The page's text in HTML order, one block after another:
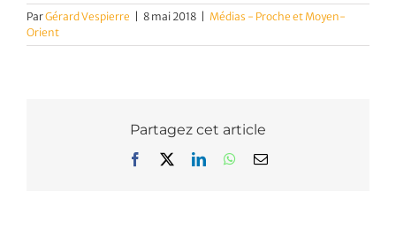
ParGérard Vespierre 8 mai 2018
Médias - Proche et Moyen-
Orient
Partagez cet article
Facebook LinkedInWhatsApp
Email